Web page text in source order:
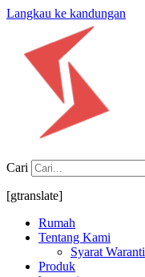
Langkau ke kandungan
Cari
[gtranslate]
Rumah
Tentang Kami
Syarat Waranti
Produk